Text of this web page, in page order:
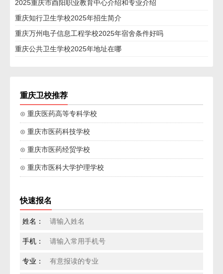
2025重庆市酉阳职业教育中心介绍和专业介绍
重庆知行卫生学校2025年招生简介
重庆万州电子信息工程学校2025年宿舍条件好吗
重庆公共卫生学校2025年地址在哪
重庆卫校推荐
⊙ 重庆医药高等专科学校
⊙ 重庆市医药科技学校
⊙ 重庆市医药经贸学校
⊙ 重庆市医科大学护理学校
快速报名
姓名：
手机：
专业：